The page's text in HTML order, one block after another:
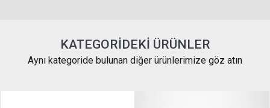
KATEGORIDEKI ÜRÜNLER
Aynı kategoride bulunan diğer ürünlerimize göz atın